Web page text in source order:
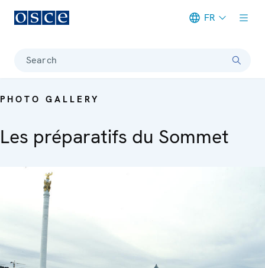
FR
Search
PHOTO GALLERY
Les préparatifs du Sommet